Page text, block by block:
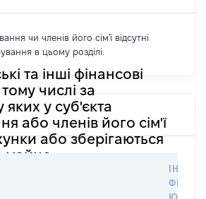
чи членів його сім'ї відсутні
в цьому розділі.
та інші фінансові
числі за
у суб'єкта
або членів його сім'ї
або зберігаються
майно